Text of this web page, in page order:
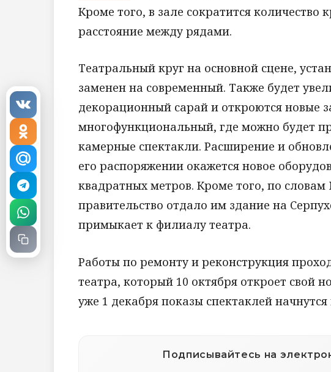
Кроме того, в зале сократится количество
расстояние между рядами.
Театральный круг на основной сцене,
заменен на современный. Также будет
декорационный сарай и откроются новые
многофункциональный, где можно будет
камерные спектакли. Расширение и
его распоряжении окажется новое
квадратных метров. Кроме того, по
правительство отдало им здание на
примыкает к филиалу театра.
Работы по ремонту и реконструкция
театра, который 10 октября откроет свой
уже 1 декабря показы спектаклей
Подписывайтесь на